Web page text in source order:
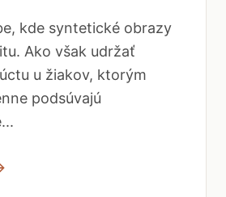
kde syntetické obrazy
Ako však udržať
u žiakov, ktorým
podsúvajú